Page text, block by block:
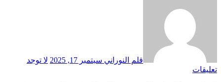
قلم النوراني سبتمبر 17, 2025
لا توجد
تعليقات